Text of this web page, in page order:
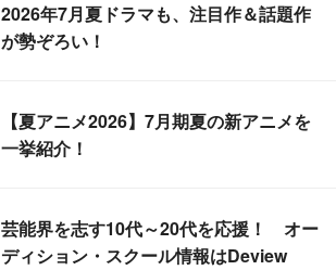
2026年7月夏ドラマも、注目作＆話題作
が勢ぞろい！
【夏アニメ2026】7月期夏の新アニメを
一挙紹介！
芸能界を志す10代～20代を応援！ オー
ディション・スクール情報はDeview